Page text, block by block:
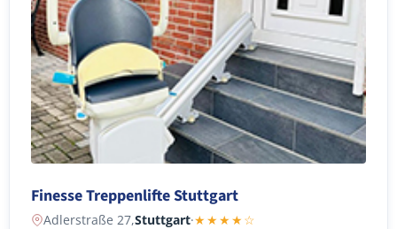
Finesse Treppenlifte Stuttgart
Adlerstraße 27,Stuttgart·★★★★☆